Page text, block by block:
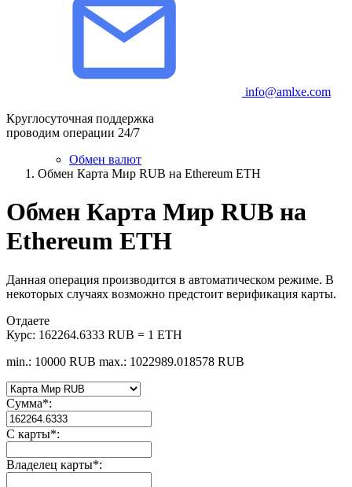
info@amlxe.com
Круглосуточная поддержка
проводим операции 24/7
Обмен валют
Обмен Карта Мир RUB на Ethereum ETH
Обмен Карта Мир RUB на
Ethereum ETH
Данная операция производится в автоматическом режиме. В
некоторых случаях возможно предстоит верификация карты.
Отдаете
Курс: 162264.6333 RUB = 1 ETH
min.: 10000 RUB max.: 1022989.018578 RUB
Сумма*:
С карты*:
Владелец карты*: